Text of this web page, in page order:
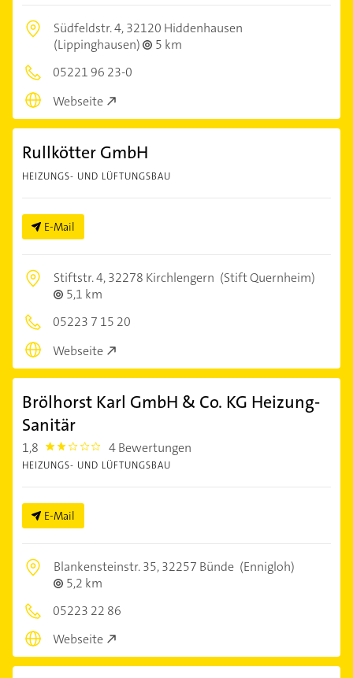
Südfeldstr. 4,32120 Hiddenhausen
(Lippinghausen)
5 km
05221 96 23-0
Webseite
Rullkötter GmbH
HEIZUNGS- UND LÜFTUNGSBAU
E-Mail
Stiftstr. 4,32278 Kirchlengern (Stift Quernheim)
5,1 km
05223 7 15 20
Webseite
Brölhorst Karl GmbH & Co. KG Heizung-
Sanitär
1,8 1.8000001 4 Bewertungen
HEIZUNGS- UND LÜFTUNGSBAU
E-Mail
Blankensteinstr. 35,32257 Bünde (Ennigloh)
5,2 km
05223 22 86
Webseite